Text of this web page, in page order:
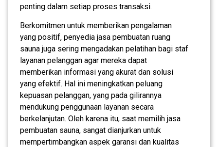
penting dalam setiap proses transaksi.
Berkomitmen untuk memberikan pengalaman
yang positif, penyedia jasa pembuatan ruang
sauna juga sering mengadakan pelatihan bagi staf
layanan pelanggan agar mereka dapat
memberikan informasi yang akurat dan solusi
yang efektif. Hal ini meningkatkan peluang
kepuasan pelanggan, yang pada gilirannya
mendukung penggunaan layanan secara
berkelanjutan. Oleh karena itu, saat memilih jasa
pembuatan sauna, sangat dianjurkan untuk
mempertimbangkan aspek garansi dan kualitas